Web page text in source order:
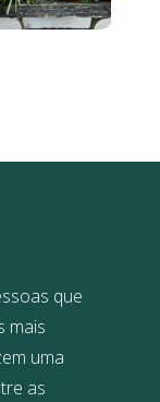
que
mais
uma
as